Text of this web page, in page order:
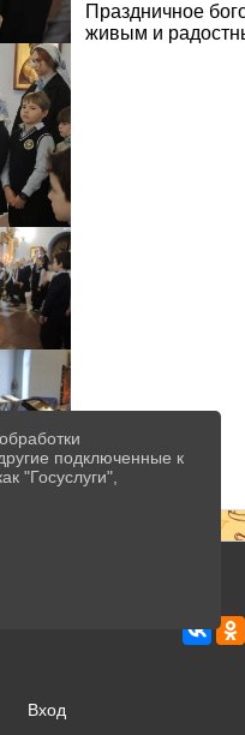
Праздничное
живым и
Вход
подключенные к
"Госуслуги",